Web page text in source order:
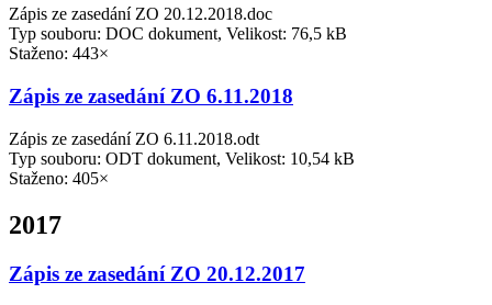
Zápis ze zasedání ZO 20.12.2018.doc
Typ souboru: DOC dokument, Velikost: 76,5 kB
Staženo: 443×
Zápis ze zasedání ZO 6.11.2018
Zápis ze zasedání ZO 6.11.2018.odt
Typ souboru: ODT dokument, Velikost: 10,54 kB
Staženo: 405×
2017
Zápis ze zasedání ZO 20.12.2017